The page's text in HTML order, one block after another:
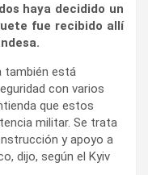
haya decidido un
fue recibido allí
también está
con varios
que estos
militar. Se trata
y apoyo a
dijo, según el Kyiv